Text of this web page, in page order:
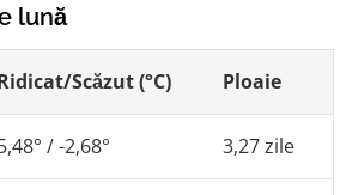
lună
Scăzut (°C) Ploaie
/ -2,68° 3,27 zile